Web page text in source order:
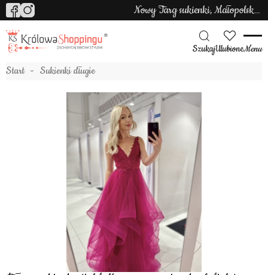
Nowy Targ sukienki, Małopolska sukienki
SzukajUlubioneMenu
Start Sukienki długie